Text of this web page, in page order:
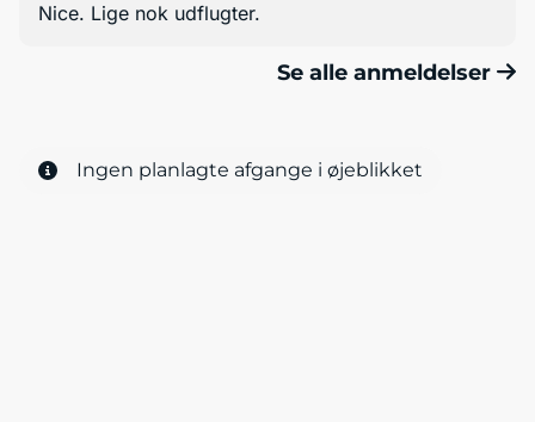
Nice. Lige nok udflugter.
Se alle anmeldelser
Ingen planlagte afgange i øjeblikket